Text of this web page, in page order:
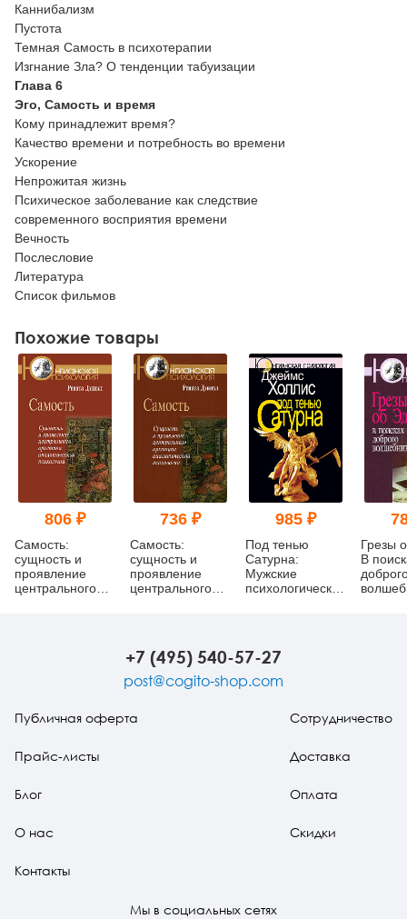
Каннибализм
Пустота
Темная Самость в психотерапии
Изгнание Зла? О тенденции табуизации
Глава 6
Эго, Самость и время
Кому принадлежит время?
Качество времени и потребность во времени
Ускорение
Непрожитая жизнь
Психическое заболевание как следствие
современного восприятия времени
Вечность
Послесловие
Литература
Список фильмов
Похожие товары
806 ₽
Самость:
сущность и
проявление
центрального
736 ₽
Самость:
сущность и
проявление
центрального
985 ₽
Под тенью
Сатурна:
Мужские
психологические
Грезы
В
+7 (495) 540-57-27
post@cogito-shop.com
Публичная оферта
Прайс-листы
Блог
О нас
Контакты
Сотрудничество
Доставка
Оплата
Скидки
Мы в социальных сетях